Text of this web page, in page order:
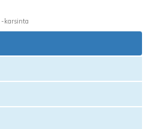
-karsinta